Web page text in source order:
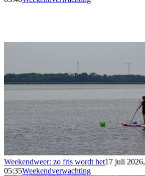
Weekendweer: zo fris wordt het17 juli 2026,
05:35Weekendverwachting